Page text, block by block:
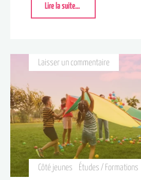
Lire la suite...
Côté jeunes Études / Formations
Laisser un commentaire